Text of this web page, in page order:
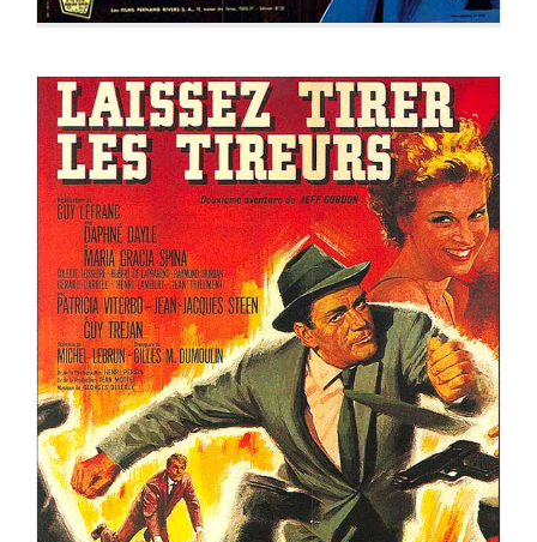
LAISSEZ TIRER LES TIREURS